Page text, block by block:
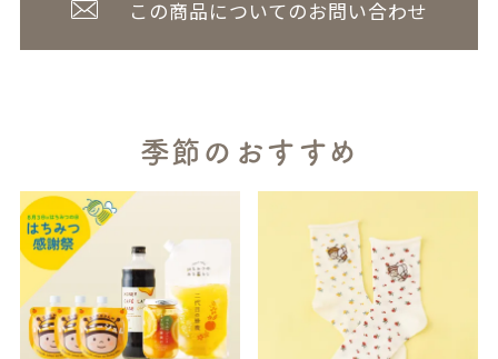
この商品についてのお問い合わせ
季節のおすすめ